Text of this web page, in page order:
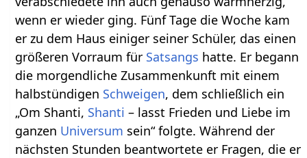
wenn er wieder ging. Fünf Tage die Woche kam
er zu dem Haus einiger seiner Schüler, das einen
größeren Vorraum für Satsangs hatte. Er begann
die morgendliche Zusammenkunft mit einem
halbstündigen Schweigen, dem schließlich ein
„Om Shanti, Shanti – lasst Frieden und Liebe im
ganzen Universum sein“ folgte. Während der
nächsten Stunden beantwortete er Fragen, die er